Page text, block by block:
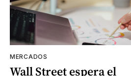
MERCADOS
Wall Street espera el